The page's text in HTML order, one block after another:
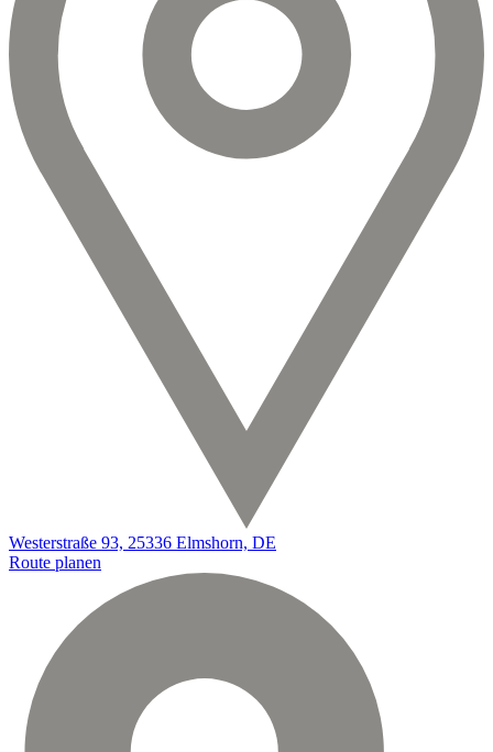
Westerstraße 93, 25336 Elmshorn, DE
Route planen